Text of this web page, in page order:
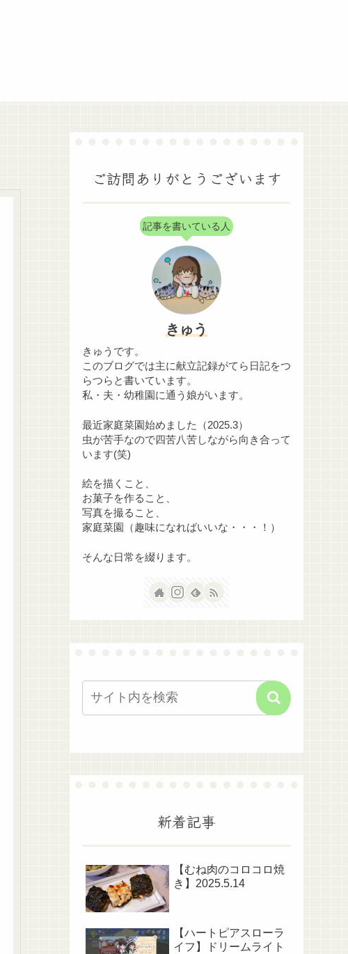
ご訪問ありがとうございます
記事を書いている人
きゅう
きゅうです。
このブログでは主に献立記録がてら日記をつ
らつらと書いています。
私・夫・幼稚園に通う娘がいます。
最近家庭菜園始めました（2025.3）
虫が苦手なので四苦八苦しながら向き合って
います(笑)
絵を描くこと、
お菓子を作ること、
写真を撮ること、
家庭菜園（趣味になればいいな・・・！）
そんな日常を綴ります。
新着記事
【むね肉のコロコロ焼
き】2025.5.14
【ハートピアスローラ
イフ】ドリームライト